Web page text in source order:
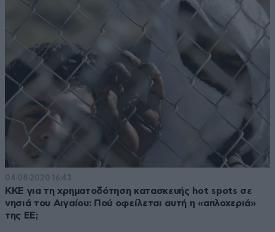
04·08·2020 16:43
ΚΚΕ για τη χρηματοδότηση κατασκευής hot spots σε
νησιά του Αιγαίου: Πού οφείλεται αυτή η «απλοχεριά»
της ΕΕ;